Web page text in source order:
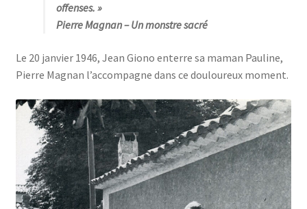
offenses. »
Pierre Magnan– Un monstre sacré
Le 20 janvier 1946, Jean Giono enterre sa maman Pauline,
Pierre Magnan l’accompagne dans ce douloureux moment.